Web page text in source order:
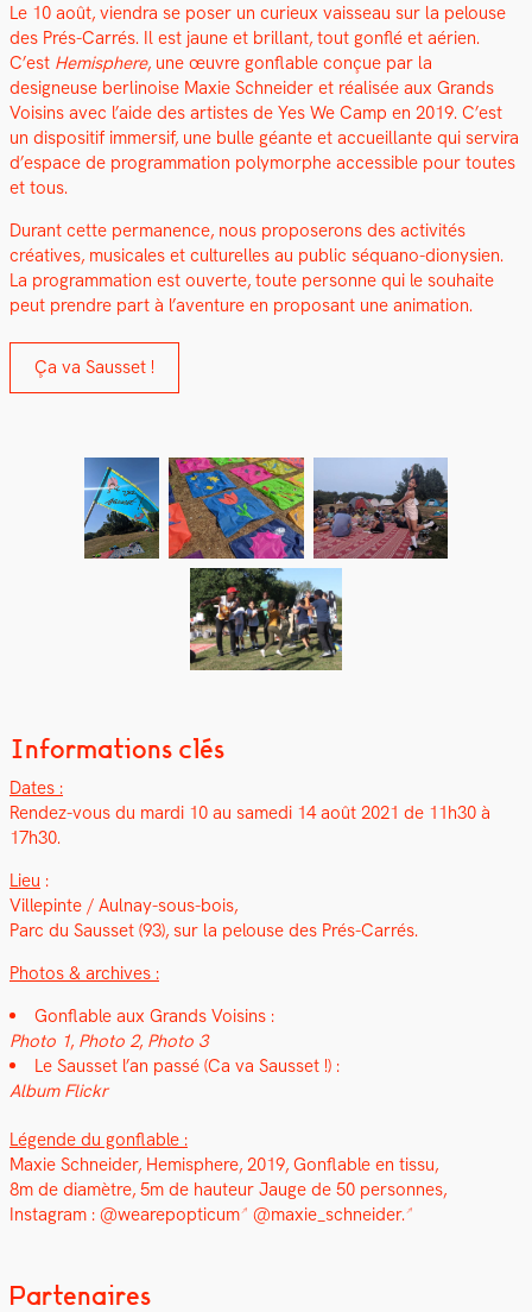
Le 10 août, vien­dra se pos­er un curieux vais­seau sur la pelouse
des Prés-Car­rés. Il est jaune et bril­lant, tout gon­flé et aérien.
C’est Hemi­sphere, une œuvre gon­flable conçue par la
designeuse berli­noise Max­ie Schnei­der et réal­isée aux Grands
Voisins avec l’aide des artistes de Yes We Camp en 2019. C’est
un dis­posi­tif immer­sif, une bulle géante et accueil­lante qui servi­ra
d’espace de pro­gram­ma­tion poly­mor­phe acces­si­ble pour toutes
et tous.
Durant cette per­ma­nence, nous pro­poserons des activités
créatives, musi­cales et cul­turelles au pub­lic séquano-dionysien.
La pro­gram­ma­tion est ouverte, toute per­son­ne qui le souhaite
peut pren­dre part à l’aventure en pro­posant une ani­ma­tion.
Ça va Saus­set !
Informations clés
Dates :
Ren­dez-vous du mar­di 10 au same­di 14 août 2021 de 11h30 à
17h30.
Lieu :
Villepinte / Aulnay-sous-bois,
Parc du Saus­set (93), sur la pelouse des Prés-Car­rés.
Pho­tos & archives :
Gon­flable aux Grands Voisins :
Pho­to 1, Pho­to 2, Pho­to 3
Le Saus­set l’an passé (Ca va Saus­set !) :
Album Flickr
Légende du gon­flable :
Max­ie Schnei­der, Hemi­sphere, 2019, Gon­flable en tis­su,
8m de diamètre, 5m de hau­teur Jauge de 50 per­son­nes,
Insta­gram : @wearepopticum @maxie_schneider.
Partenaires